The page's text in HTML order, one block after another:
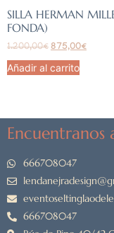
SILLA HERMAN
FONDA)
1.200,00€ 875,00€
Añadir al carrito
Encuentranos
666708047
666708047